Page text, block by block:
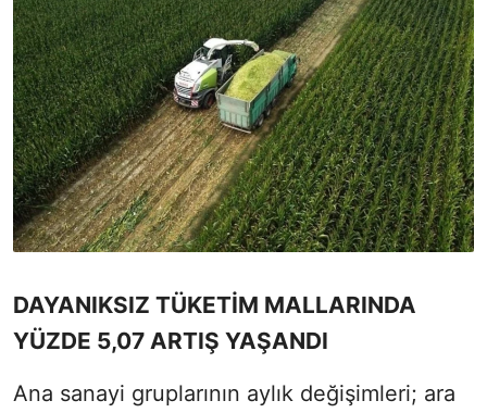
DAYANIKSIZ TÜKETİM MALLARINDA
YÜZDE 5,07 ARTIŞ YAŞANDI
Ana sanayi gruplarının aylık değişimleri; ara